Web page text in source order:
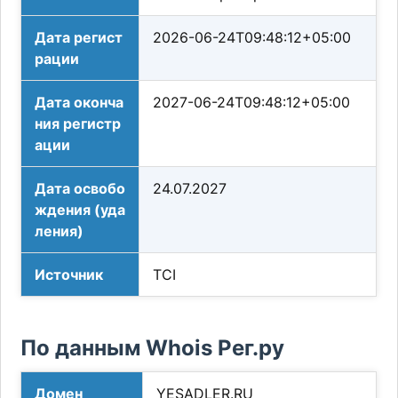
Дата регист
рации
2026-06-24T09:48:12+05:00
Дата оконча
ния регистр
ации
2027-06-24T09:48:12+05:00
Дата освобо
ждения (уда
ления)
24.07.2027
Источник TCI
По данным Whois Рег.ру
Домен YESADLER.RU